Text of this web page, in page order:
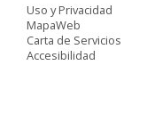
Uso y Privacidad
MapaWeb
Carta de Servicios
Accesibilidad